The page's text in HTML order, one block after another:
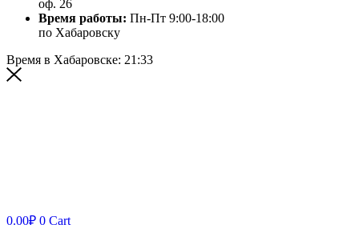
оф. 26
Время работы: Пн-Пт 9:00-18:00
по Хабаровску
Время в Хабаровске: 21:33
0.00₽ 0 Cart